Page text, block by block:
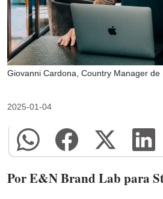
Giovanni Cardona, Country Manager de
2025-01-04
Por E&N Brand Lab para